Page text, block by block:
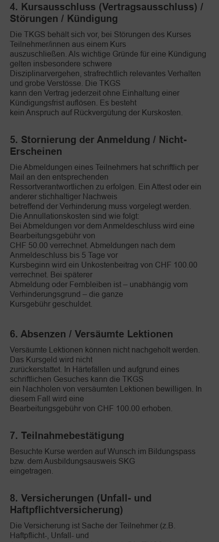
4. Kursausschluss (Vertragsausschluss) /
Störungen / Kündigung
Die TKGS behält sich vor, bei Störungen des Kurses
Teilnehmer/innen aus einem Kurs
auszuschließen. Als wichtige Gründe für eine Kündigung
gelten insbesondere schwere
Disziplinarvergehen, strafrechtlich relevantes Verhalten
und grobe Verstösse. Die TKGS
kann den Vertrag jederzeit ohne Einhaltung einer
Kündigungsfrist auflösen. Es besteht
kein Anspruch auf Rückvergütung der Kurskosten.
5. Stornierung der Anmeldung / Nicht-
Erscheinen
Die Abmeldungen eines Teilnehmers hat schriftlich per
Mail an den entsprechenden
Ressortverantwortlichen zu erfolgen. Ein Attest oder ein
anderer stichhaltiger Nachweis
betreffend der Verhinderung muss vorgelegt werden.
Die Annullationskosten sind wie folgt:
Bei Abmeldungen vor dem Anmeldeschluss wird eine
Bearbeitungsgebühr von
CHF 50.00 verrechnet. Abmeldungen nach dem
Anmeldeschluss bis 5 Tage vor
Kursbeginn wird ein Unkostenbeitrag von CHF 100.00
verrechnet. Bei späterer
Abmeldung oder Fernbleiben ist – unabhängig vom
Verhinderungsgrund – die ganze
Kursgebühr geschuldet.
6. Absenzen / Versäumte Lektionen
Versäumte Lektionen können nicht nachgeholt werden.
Das Kursgeld wird nicht
zurückerstattet. In Härtefällen und aufgrund eines
schriftlichen Gesuches kann die TKGS
ein Nachholen von versäumten Lektionen bewilligen. In
diesem Fall wird eine
Bearbeitungsgebühr von CHF 100.00 erhoben.
7. Teilnahmebestätigung
Besuchte Kurse werden auf Wunsch im Bildungspass
bzw. dem Ausbildungsausweis SKG
eingetragen.
8. Versicherungen (Unfall- und
Haftpflichtversicherung)
Die Versicherung ist Sache der Teilnehmer (z.B.
Haftpflicht-, Unfall- und